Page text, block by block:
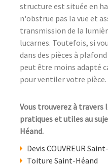
structure est située en
n'obstrue pas la vue et
transmission de la
lucarnes. Toutefois, si
dans des pièces à
peut être moins adapté
pour ventiler votre pièce.
Vous trouverez à travers
pratiques et utiles au
Héand.
Devis COUVREUR
Toiture Saint-Héand